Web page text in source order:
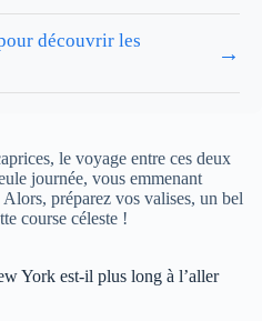
découvrir les
→
le voyage entre ces deux
journée, vous emmenant
préparez vos valises, un bel
course céleste !
York est-il plus long à l’aller